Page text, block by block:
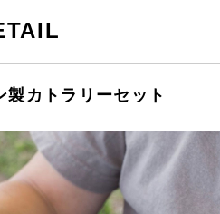
製カトラリーセット